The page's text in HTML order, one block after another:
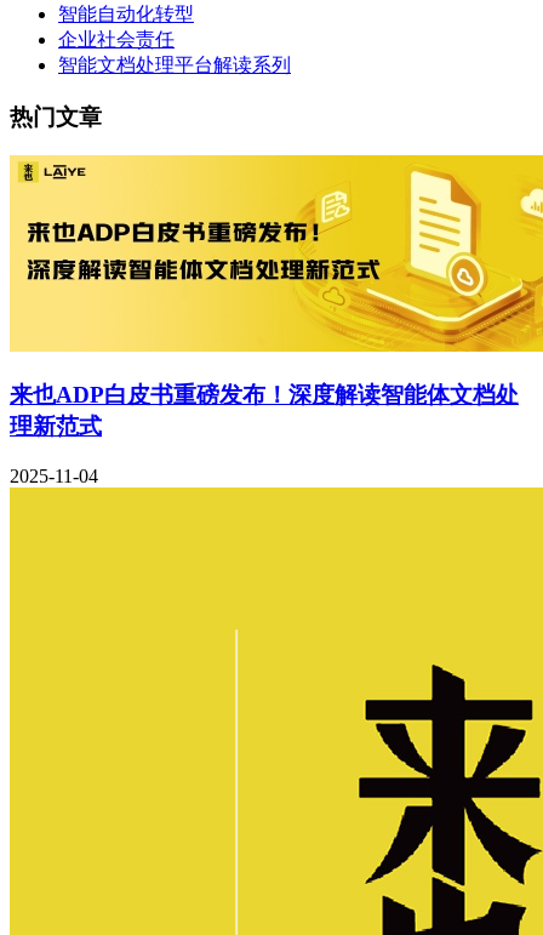
智能自动化转型
企业社会责任
智能文档处理平台解读系列
热门文章
来也ADP白皮书重磅发布！深度解读智能体文档处
理新范式
2025-11-04